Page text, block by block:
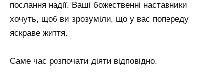
послання надії. Ваші божественні наставники
хочуть, щоб ви зрозуміли, що у вас попереду
яскраве життя.
Саме час розпочати діяти відповідно.